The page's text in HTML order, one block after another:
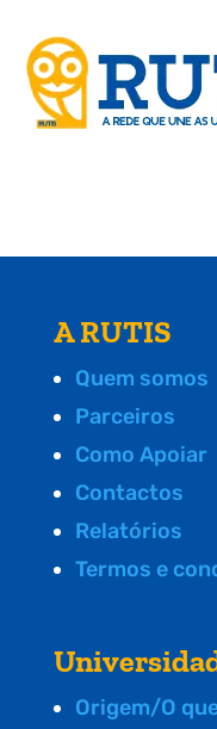
A RUTIS
Quem somos
Parceiros
Como Apoiar
Contactos
Relatórios
Termos e
Origem/O